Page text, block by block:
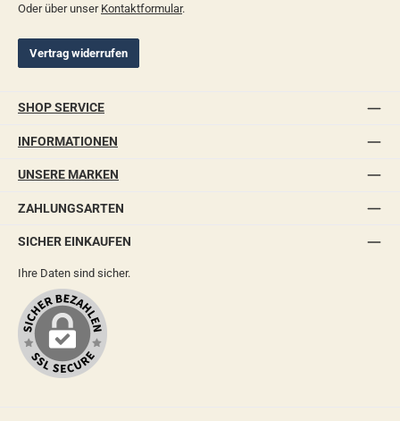
Oder über unser Kontaktformular.
Vertrag widerrufen
SHOP SERVICE
INFORMATIONEN
UNSERE MARKEN
ZAHLUNGSARTEN
SICHER EINKAUFEN
Ihre Daten sind sicher.